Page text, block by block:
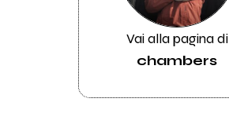
Vai alla pagina di
chambers